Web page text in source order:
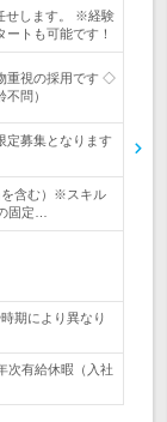
せします。 ※経験
トも可能です！
重視の採用です ◇
問）
定募集となります
を含む）※スキル
固定…
期により異なり
次有給休暇（入社